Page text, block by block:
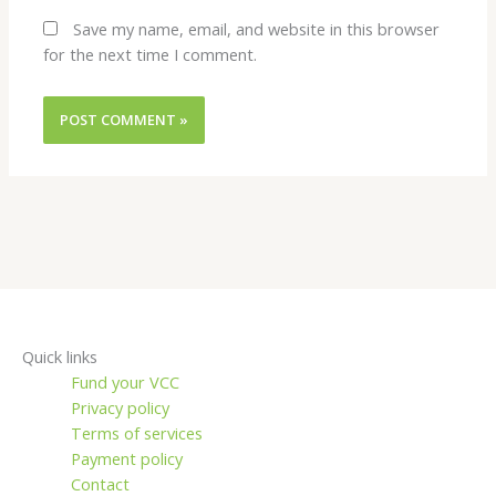
Save my name, email, and website in this browser
for the next time I comment.
Quick links
Fund your VCC
Privacy policy
Terms of services
Payment policy
Contact